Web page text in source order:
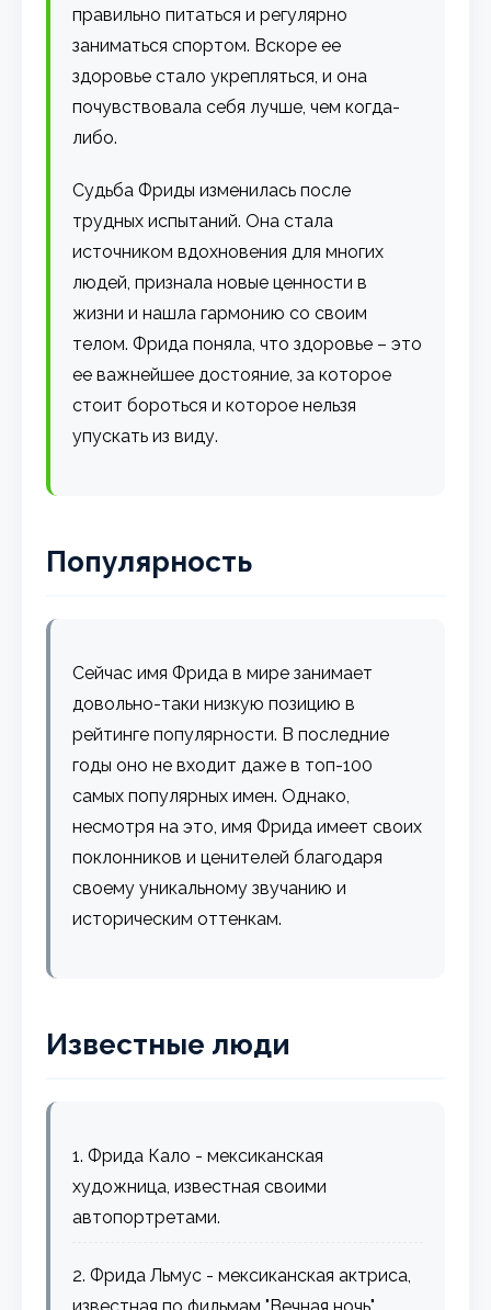
правильно питаться и регулярно
заниматься спортом. Вскоре ее
здоровье стало укрепляться, и она
почувствовала себя лучше, чем когда-
либо.
Судьба Фриды изменилась после
трудных испытаний. Она стала
источником вдохновения для многих
людей, признала новые ценности в
жизни и нашла гармонию со своим
телом. Фрида поняла, что здоровье – это
ее важнейшее достояние, за которое
стоит бороться и которое нельзя
упускать из виду.
Популярность
Cейчас имя Фрида в мире занимает
довольно-таки низкую позицию в
рейтинге популярности. В последние
годы оно не входит даже в топ-100
самых популярных имен. Однако,
несмотря на это, имя Фрида имеет своих
поклонников и ценителей благодаря
своему уникальному звучанию и
историческим оттенкам.
Известные люди
1. Фрида Кало - мексиканская
художница, известная своими
автопортретами.
2. Фрида Льмус - мексиканская актриса,